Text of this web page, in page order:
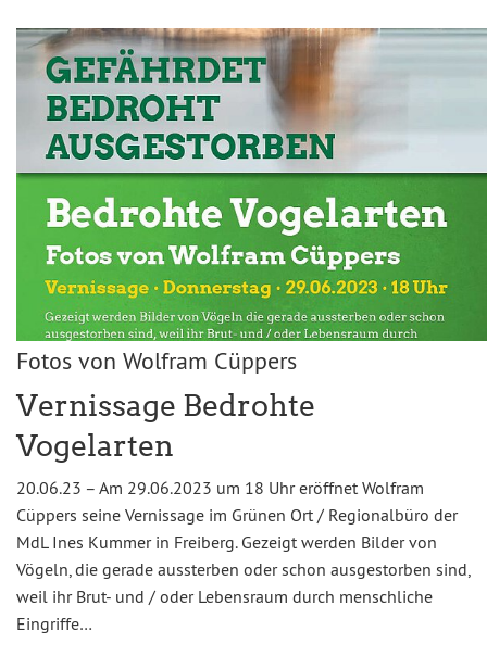
Fotos von Wolfram Cüppers
Vernissage Bedrohte
Vogelarten
20.06.23 – Am 29.06.2023 um 18 Uhr eröffnet Wolfram
Cüppers seine Vernissage im Grünen Ort / Regionalbüro der
MdL Ines Kummer in Freiberg. Gezeigt werden Bilder von
Vögeln, die gerade aussterben oder schon ausgestorben sind,
weil ihr Brut- und / oder Lebensraum durch menschliche
Eingriffe…